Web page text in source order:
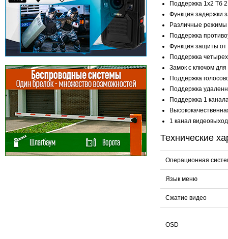
Поддержка 1x2 Тб
Функция задержки
Различные режимы
Поддержка
Функция защиты от
Поддержка
Замок с ключом
Поддержка
Поддержка
Поддержка 1
1 канал
Технические
Операционная
Язык меню
Сжатие видео
OSD